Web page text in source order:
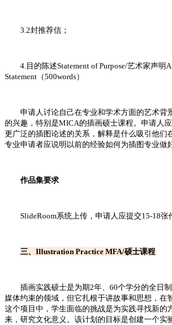
3.2封推荐信；
4.目的陈述Statement of Purpose/艺术家声明
Statement（500words）
申请人讨论自己在专业和学术方面的艺术背
的兴趣，特别是MICA的插画硕士课程。申请人
更广泛的插图论述的关系，解释是什么吸引他们
专业申请者应说明以前的经验如何为插图专业做
作品集要求
SlideRoom系统上传，申请人应提交15-18张
三、Illustration Practice MFA/硕士课程
插画实践硕士是为期2年、60个学分的全日制
媒体约束的领域，但它扎根于讲故事和思想，在
这个项目中，学生面临的挑战是为实践寻找新的
来，研究文化意义。该计划的目标是创建一个实